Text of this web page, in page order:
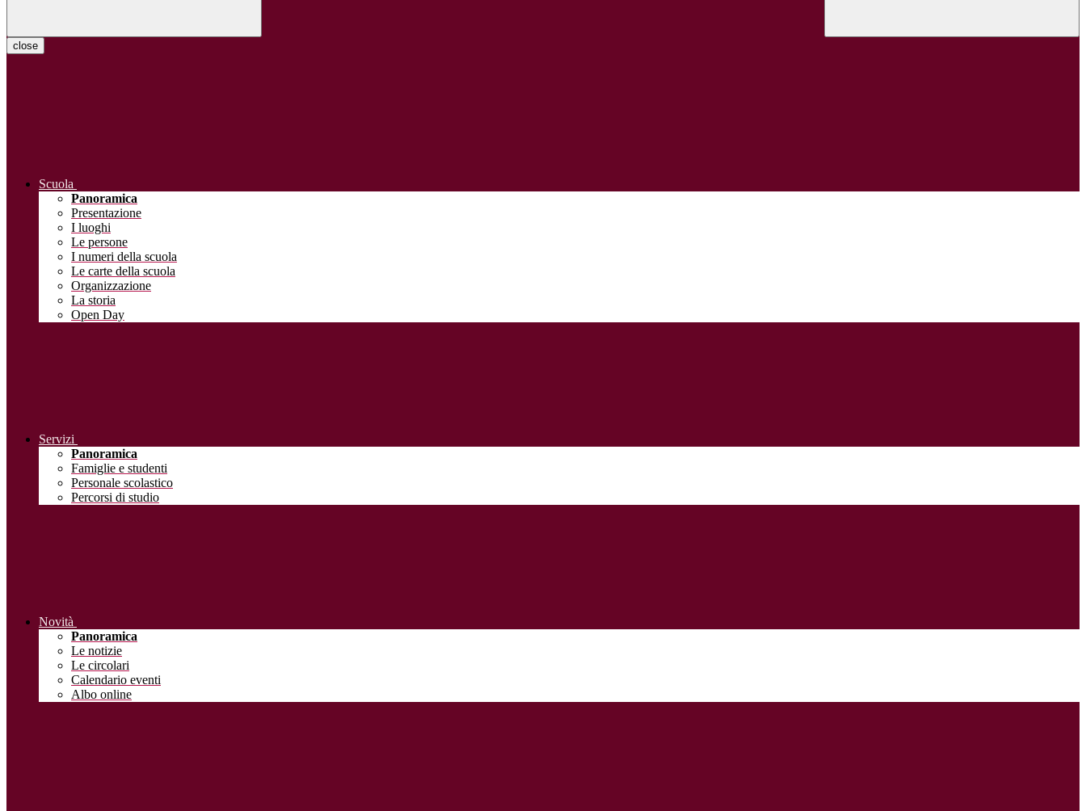
close
Scuola
Panoramica
Presentazione
I luoghi
Le persone
I numeri della scuola
Le carte della scuola
Organizzazione
La storia
Open Day
Servizi
Panoramica
Famiglie e studenti
Personale scolastico
Percorsi di studio
Novità
Panoramica
Le notizie
Le circolari
Calendario eventi
Albo online